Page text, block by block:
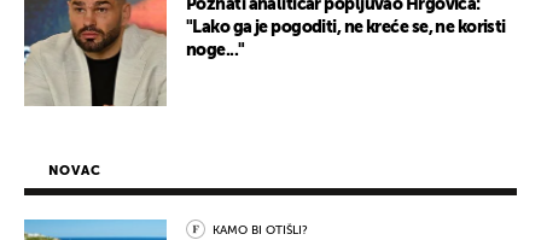
Poznati analitičar popljuvao Hrgovića:
"Lako ga je pogoditi, ne kreće se, ne koristi
noge..."
NOVAC
KAMO BI OTIŠLI?